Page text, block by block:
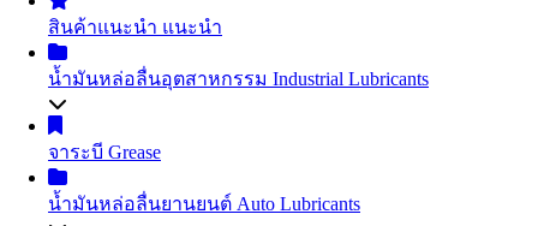
สินค้าแนะนำ แนะนำ
น้ำมันหล่อลื่นอุตสาหกรรม Industrial Lubricants
น้ำมันถ่ายเทความร้อน
น้ำมันเกียร์อุตสาหกรรม
จาระบี Grease
น้ำมันหล่อลื่นยานยนต์ Auto Lubricants